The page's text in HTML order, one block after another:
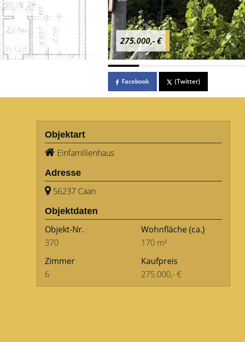
275.000,- €
Facebook (Twitter)
Objektart
Einfamilienhaus
Adresse
56237 Caan
Objektdaten
Objekt-Nr.
370
Wohnfläche(ca.)
170 m²
Zimmer
6
Kaufpreis
275.000,- €